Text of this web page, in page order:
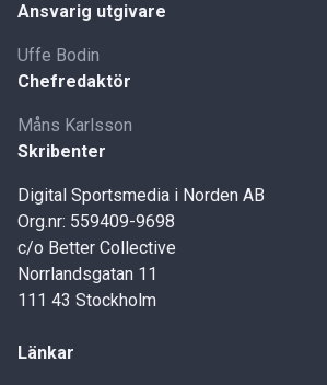
Ansvarig utgivare
Uffe Bodin
Chefredaktör
Måns Karlsson
Skribenter
Digital Sportsmedia i Norden AB
Org.nr: 559409-9698
c/o Better Collective
Norrlandsgatan 11
111 43 Stockholm
Länkar